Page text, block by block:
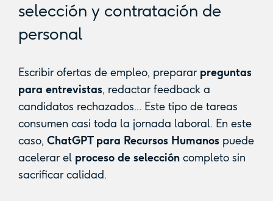
selección y contratación de
personal
Escribir ofertas de empleo, preparar preguntas
para entrevistas, redactar feedback a
candidatos rechazados… Este tipo de tareas
consumen casi toda la jornada laboral. En este
caso, ChatGPT para Recursos Humanospuede
acelerar el proceso de seleccióncompleto sin
sacrificar calidad.